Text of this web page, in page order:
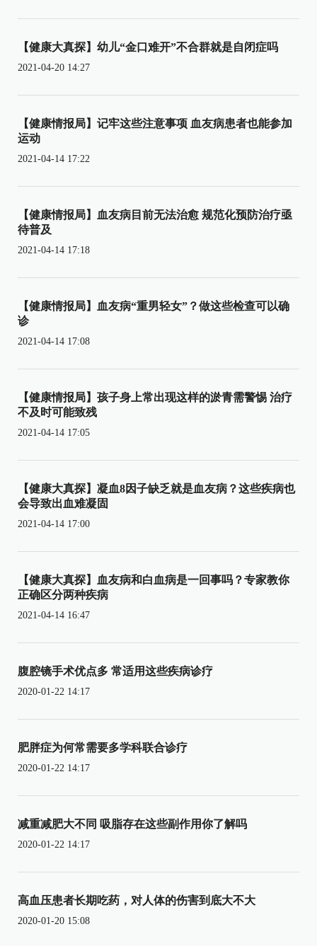
【健康大真探】幼儿“金口难开”不合群就是自闭症吗
2021-04-20 14:27
【健康情报局】记牢这些注意事项 血友病患者也能参加
运动
2021-04-14 17:22
【健康情报局】血友病目前无法治愈 规范化预防治疗亟
待普及
2021-04-14 17:18
【健康情报局】血友病“重男轻女”？做这些检查可以确
诊
2021-04-14 17:08
【健康情报局】孩子身上常出现这样的淤青需警惕 治疗
不及时可能致残
2021-04-14 17:05
【健康大真探】凝血8因子缺乏就是血友病？这些疾病也
会导致出血难凝固
2021-04-14 17:00
【健康大真探】血友病和白血病是一回事吗？专家教你
正确区分两种疾病
2021-04-14 16:47
腹腔镜手术优点多 常适用这些疾病诊疗
2020-01-22 14:17
肥胖症为何常需要多学科联合诊疗
2020-01-22 14:17
减重减肥大不同 吸脂存在这些副作用你了解吗
2020-01-22 14:17
高血压患者长期吃药，对人体的伤害到底大不大
2020-01-20 15:08